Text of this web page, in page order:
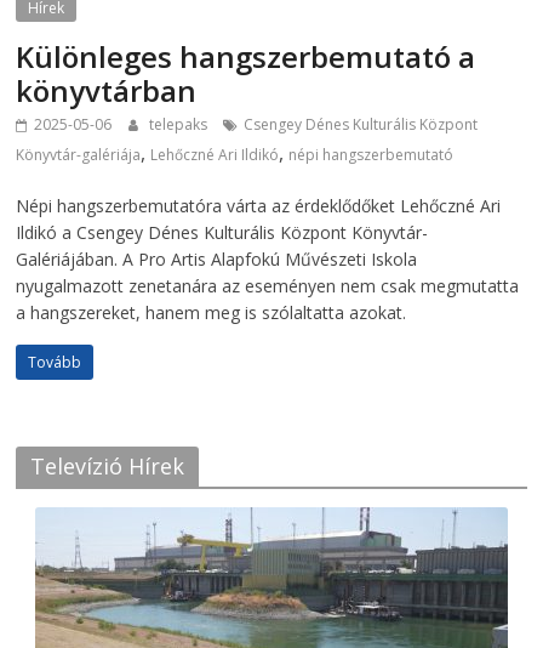
Hírek
Különleges hangszerbemutató a
könyvtárban
2025-05-06 telepaks
Csengey Dénes Kulturális Központ
Könyvtár-galériája, Lehőczné Ari Ildikó, népi hangszerbemutató
Népi hangszerbemutatóra várta az érdeklődőket Lehőczné Ari
Ildikó a Csengey Dénes Kulturális Központ Könyvtár-
Galériájában. A Pro Artis Alapfokú Művészeti Iskola
nyugalmazott zenetanára az eseményen nem csak megmutatta
a hangszereket, hanem meg is szólaltatta azokat.
Tovább
Televízió Hírek